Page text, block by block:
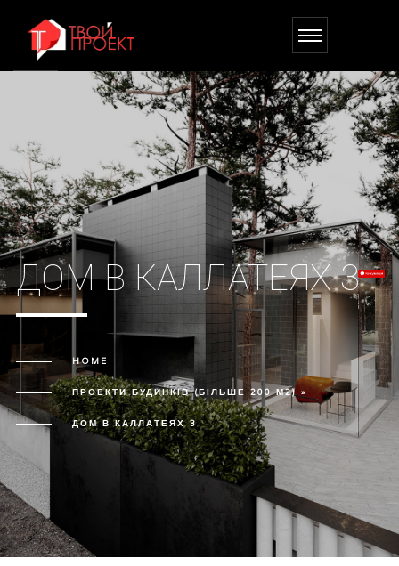
ДОМ В КАЛЛАТЕЯХ 3
HOME
ПРОЕКТИ БУДИНКІВ (БІЛЬШЕ 200 М2) »
ДОМ В КАЛЛАТЕЯХ 3